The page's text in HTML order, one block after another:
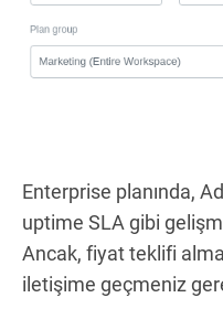
Enterprise planında,
uptime SLA gibi
Ancak, fiyat teklifi
iletişime geçmeniz